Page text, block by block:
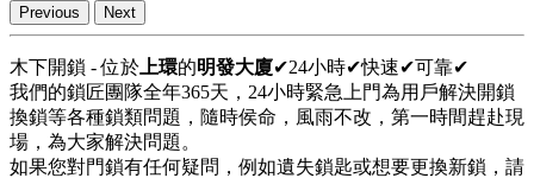
Previous Next
木下開鎖 - 位於 上環的明發大廈✔24小時✔快速✔可靠✔
我們的鎖匠團隊全年365天，24小時緊急上門為用戶解決開鎖
換鎖等各種鎖類問題，隨時侯命，風雨不改，第一時間趕赴現
場，為大家解決問題。
如果您對門鎖有任何疑問，例如遺失鎖匙或想要更換新鎖，請